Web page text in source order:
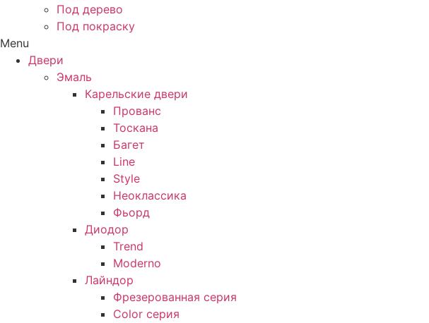
Под дерево
Под покраску
Menu
Двери
Эмаль
Карельские двери
Прованc
Тоскана
Багет
Line
Style
Неоклассика
Фьорд
Диодор
Trend
Moderno
Лайндор
Фрезерованная серия
Color серия